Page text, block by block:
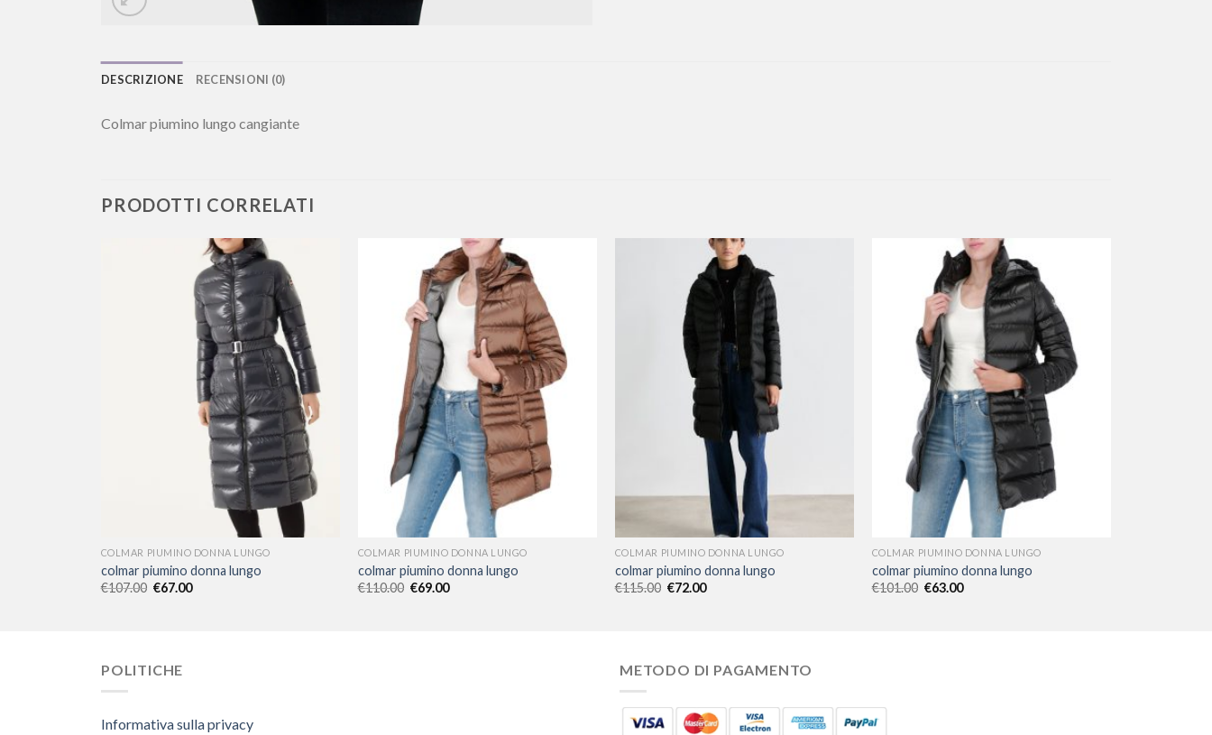
DESCRIZIONE RECENSIONI (0)
Colmar piumino lungo cangiante
PRODOTTI CORRELATI
COLMAR PIUMINO DONNA LUNGO
colmar piumino donna lungo
€107.00 €67.00
COLMAR PIUMINO DONNA LUNGO
colmar piumino donna lungo
€110.00 €69.00
COLMAR PIUMINO DONNA LUNGO
colmar piumino donna lungo
€115.00 €72.00
COLMAR PIUMINO DONNA LUNGO
colmar piumino donna lungo
€101.00 €63.00
POLITICHE
Informativa sulla privacy
METODO DI PAGAMENTO